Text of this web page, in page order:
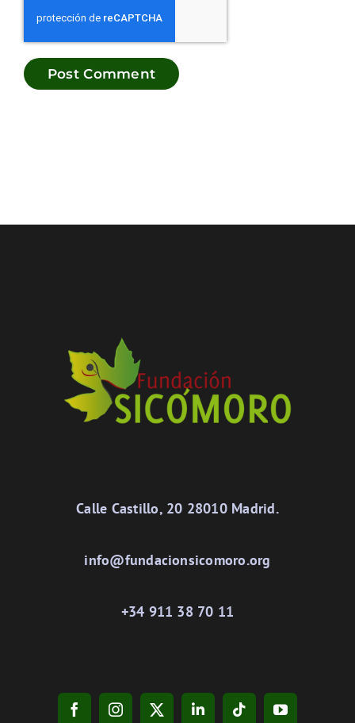
Calle Castillo, 20 28010 Madrid.
info@fundacionsicomoro.org
+34 911 38 70 11